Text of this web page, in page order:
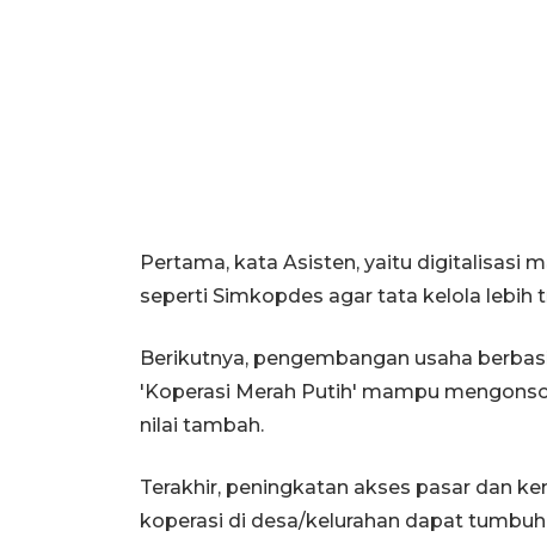
Pertama, kata Asisten, yaitu digitalisasi
seperti Simkopdes agar tata kelola lebih
Berikutnya, pengembangan usaha
'Koperasi Merah Putih' mampu
nilai tambah.
Terakhir, peningkatan akses pasar dan
koperasi di desa/kelurahan dapat